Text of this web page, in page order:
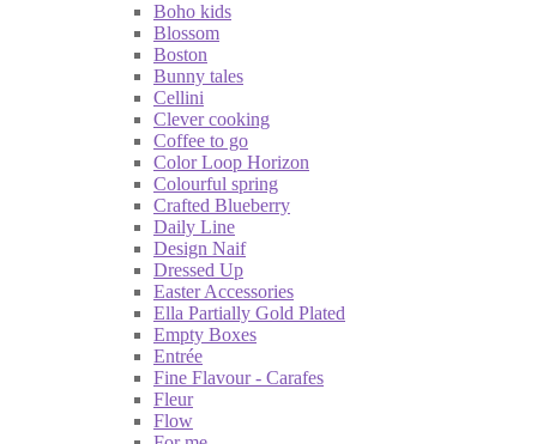
Boho kids
Blossom
Boston
Bunny tales
Cellini
Clever cooking
Coffee to go
Color Loop Horizon
Colourful spring
Crafted Blueberry
Daily Line
Design Naif
Dressed Up
Easter Accessories
Ella Partially Gold Plated
Empty Boxes
Entrée
Fine Flavour - Carafes
Fleur
Flow